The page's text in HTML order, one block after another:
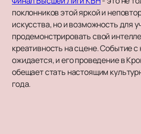
поклонников этой яркой и
искусства, но и возможность для
продемонстрировать свой
креативность на сцене. Событие
ожидается, и его проведение в
обещает стать настоящим
года.